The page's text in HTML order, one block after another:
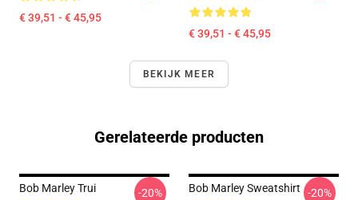
€ 39,51 - € 45,95
€ 39,51 - € 45,95
BEKIJK MEER
Gerelateerde producten
Bob Marley Trui -20% Bob Marley Sweatshirt -20%